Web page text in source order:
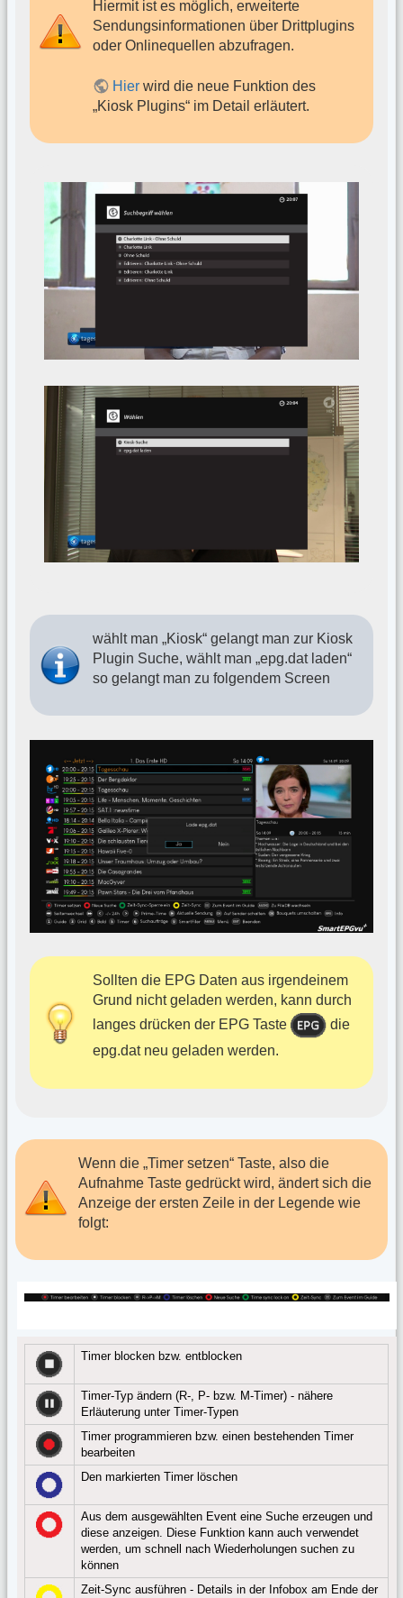
Hiermit ist es möglich, erweiterte
Sendungsinformationen über Drittplugins
oder Onlinequellen abzufragen.
Hier wird die neue Funktion des
„Kiosk Plugins“ im Detail erläutert.
wählt man „Kiosk“ gelangt man zur Kiosk
Plugin Suche, wählt man „epg.dat laden“
so gelangt man zu folgendem Screen
Sollten die EPG Daten aus irgendeinem
Grund nicht geladen werden, kann durch
langes drücken der EPG Taste
die
epg.dat neu geladen werden.
Wenn die „Timer setzen“ Taste, also die
Aufnahme Taste gedrückt wird, ändert sich die
Anzeige der ersten Zeile in der Legende wie
folgt:
Timer blocken bzw. entblocken
Timer-Typ ändern (R-, P- bzw. M-Timer) - nähere
Erläuterung unter Timer-Typen
Timer programmieren bzw. einen bestehenden Timer
bearbeiten
Den markierten Timer löschen
Aus dem ausgewählten Event eine Suche erzeugen und
diese anzeigen. Diese Funktion kann auch verwendet
werden, um schnell nach Wiederholungen suchen zu
können
Zeit-Sync ausführen - Details in der Infobox am Ende der